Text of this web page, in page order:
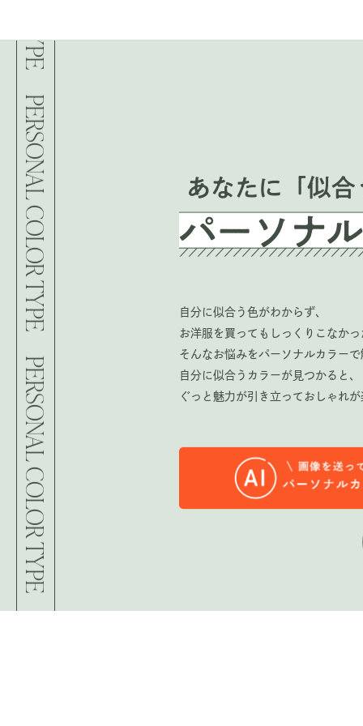
PERSONAL COLOR TYPE
PERSONAL COLOR TYPE
自分に似合う色がわからず、
お洋服を買ってもしっくりこなか
そんなお悩みをパーソナルカラーで
自分に似合うカラーが見つかると、
ぐっと魅力が引き立っておしゃれが